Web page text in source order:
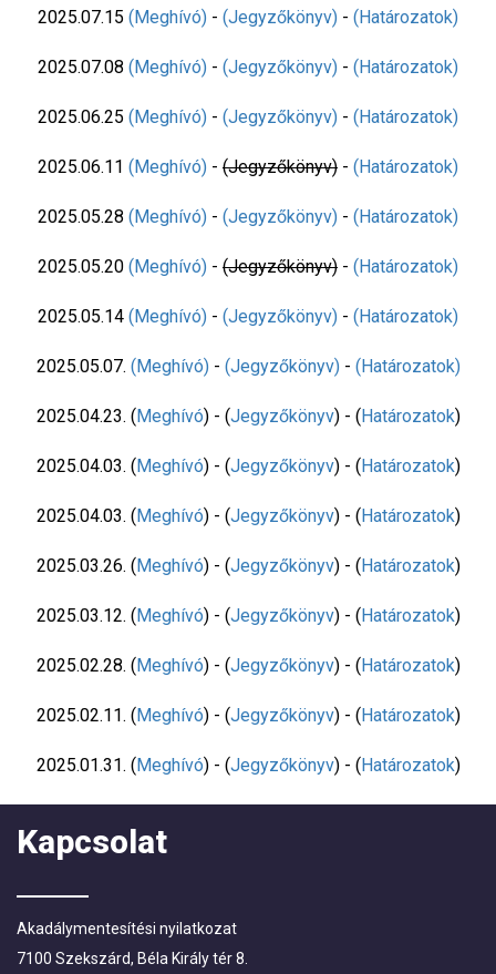
2025.07.15 (Meghívó) - (Jegyzőkönyv) - (Határozatok)
2025.07.08 (Meghívó) - (Jegyzőkönyv) - (Határozatok)
2025.06.25 (Meghívó) - (Jegyzőkönyv) - (Határozatok)
2025.06.11 (Meghívó) - (Jegyzőkönyv) - (Határozatok)
2025.05.28 (Meghívó) - (Jegyzőkönyv) - (Határozatok)
2025.05.20 (Meghívó) - (Jegyzőkönyv) - (Határozatok)
2025.05.14 (Meghívó) - (Jegyzőkönyv) - (Határozatok)
2025.05.07. (Meghívó)- (Jegyzőkönyv)- (Határozatok)
2025.04.23. (Meghívó) - (Jegyzőkönyv) - (Határozatok)
2025.04.03. (Meghívó) - (Jegyzőkönyv) - (Határozatok)
2025.04.03. (Meghívó) - (Jegyzőkönyv) - (Határozatok)
2025.03.26. (Meghívó) - (Jegyzőkönyv) - (Határozatok)
2025.03.12. (Meghívó) - (Jegyzőkönyv) - (Határozatok)
2025.02.28. (Meghívó) - (Jegyzőkönyv) - (Határozatok)
2025.02.11. (Meghívó) - (Jegyzőkönyv) - (Határozatok)
2025.01.31. (Meghívó) - (Jegyzőkönyv) - (Határozatok)
Kapcsolat
Akadálymentesítési nyilatkozat
7100 Szekszárd, Béla Király tér 8.